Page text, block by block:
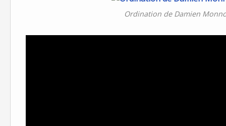
Ordination de Damien